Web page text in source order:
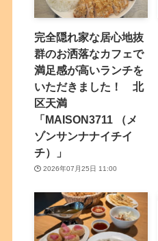
完全隠れ家な居心地抜
群のお洒落なカフェで
満足感が高いランチを
いただきました！ 北
区天満
「MAISON3711 （メ
ゾンサンナナイチイ
チ）」
2026年07月25日 11:00